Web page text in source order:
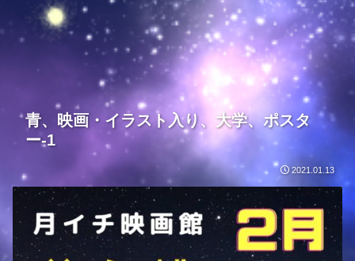
青、映画・イラスト入り、大学、ポスタ
ー-1
2021.01.13